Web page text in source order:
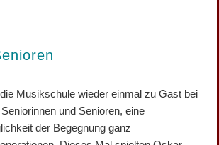
Musikschule wieder einmal zu Gast bei
und Senioren, eine
der Begegnung ganz